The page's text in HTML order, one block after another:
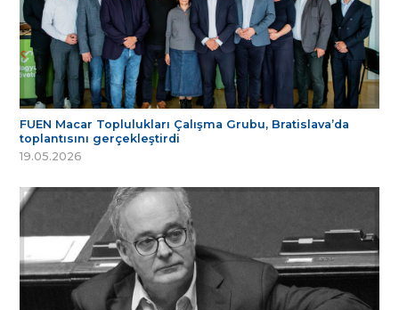
FUEN Macar Toplulukları Çalışma Grubu, Bratislava’da
toplantısını gerçekleştirdi
19.05.2026